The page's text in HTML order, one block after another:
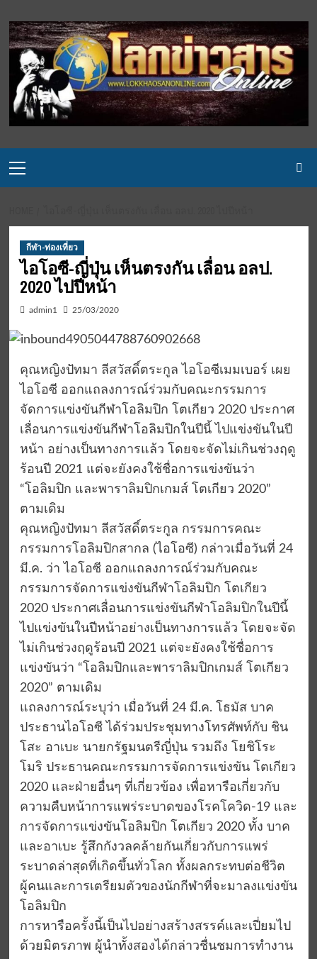
to
content
Menu
กีฬา-ท่องเที่ยว
ไอโอซี-ญี่ปุ่น เห็นตรงกัน เลื่อน อลป.
2020 ไปปีหน้า
admin1 25/03/2020
คุณหญิงปัทมา ลีสวัสดิ์ตระกูล ไอโอซีเมมเบอร์ เผย
ไอโอซี ออกแถลงการณ์ร่วมกับคณะกรรมการ
จัดการแข่งขันกีฬาโอลิมปิก โตเกียว 2020 ประกาศ
เลื่อนการแข่งขันกีฬาโอลิมปิกในปีนี้ ไปแข่งขันในปี
หน้า อย่างเป็นทางการแล้ว โดยจะจัดไม่เกินช่วงฤดู
ร้อนปี 2021 แต่จะยังคงใช้ชื่อการแข่งขันว่า
“โอลิมปิก และพาราลิมปิกเกมส์ โตเกียว 2020”
ตามเดิม
คุณหญิงปัทมา ลีสวัสดิ์ตระกูล กรรมการคณะ
กรรมการโอลิมปิกสากล (ไอโอซี) กล่าวเมื่อวันที่ 24
มี.ค. ว่า ไอโอซี ออกแถลงการณ์ร่วมกับคณะ
กรรมการจัดการแข่งขันกีฬาโอลิมปิก โตเกียว
2020 ประกาศเลื่อนการแข่งขันกีฬาโอลิมปิกในปีนี้
ไปแข่งขันในปีหน้าอย่างเป็นทางการแล้ว โดยจะจัด
ไม่เกินช่วงฤดูร้อนปี 2021 แต่จะยังคงใช้ชื่อการ
แข่งขันว่า “โอลิมปิกและพาราลิมปิกเกมส์ โตเกียว
2020” ตามเดิม
แถลงการณ์ระบุว่า เมื่อวันที่ 24 มี.ค. โธมัส บาค
ประธานไอโอซี ได้ร่วมประชุมทางโทรศัพท์กับ ชิน
โสะ อาเบะ นายกรัฐมนตรีญี่ปุ่น รวมถึง โยชิโระ
โมริ ประธานคณะกรรมการจัดการแข่งขัน โตเกียว
2020 และฝ่ายอื่นๆ ที่เกี่ยวข้อง เพื่อหารือเกี่ยวกับ
ความคืบหน้าการแพร่ระบาดของโรคโควิด-19 และ
การจัดการแข่งขันโอลิมปิก โตเกียว 2020 ทั้ง บาค
และอาเบะ รู้สึกกังวลคล้ายกันเกี่ยวกับการแพร่
ระบาดล่าสุดที่เกิดขึ้นทั่วโลก ทั้งผลกระทบต่อชีวิต
ผู้คนและการเตรียมตัวของนักกีฬาที่จะมาลงแข่งขัน
โอลิมปิก
การหารือครั้งนี้เป็นไปอย่างสร้างสรรค์และเปี่ยมไป
ด้วยมิตรภาพ ผู้นำทั้งสองได้กล่าวชื่นชมการทำงาน